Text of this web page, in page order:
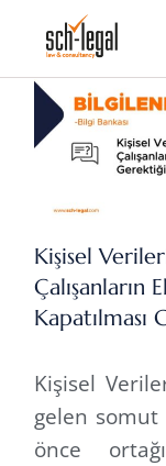
Kişisel
Çalışanların
Kişisel
gelen somut
önce